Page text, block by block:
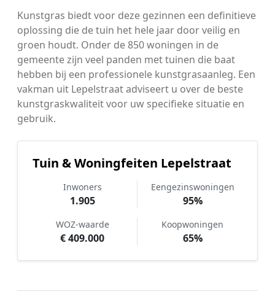
Kunstgras biedt voor deze gezinnen een definitieve
oplossing die de tuin het hele jaar door veilig en
groen houdt. Onder de 850 woningen in de
gemeente zijn veel panden met tuinen die baat
hebben bij een professionele kunstgrasaanleg. Een
vakman uit Lepelstraat adviseert u over de beste
kunstgraskwaliteit voor uw specifieke situatie en
gebruik.
Tuin & Woningfeiten Lepelstraat
Inwoners
1.905
Eengezinswoningen
95%
WOZ-waarde
€ 409.000
Koopwoningen
65%